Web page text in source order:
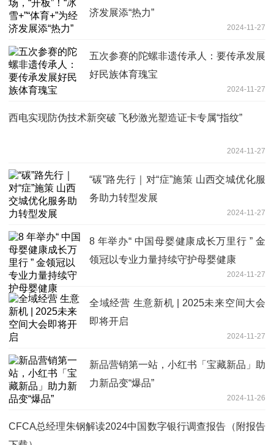
济发展添“热力”
2024-11-27
五次参赛的陀螺非遗传承人：要传承发展
好民族体育瑰宝
2024-11-27
西电实现防伪技术新突破 飞秒激光塑造证卡专属“指纹”
2024-11-27
“碳”路先行｜对“症”施策 山西交城优化服
务助力转型发展
2024-11-27
8 年举办“ 中国母婴健康成长万里行 ” 金
领冠以专业力量持续守护母婴健康
2024-11-27
全域经营 生意新机 | 2025未来空间大会
即将开启
2024-11-27
新品营销第一站，小红书「宝藏新品」助
力新品变“爆品”
2024-11-26
CFCA总经理朱钢解读2024中国数字银行调查报告（附报告